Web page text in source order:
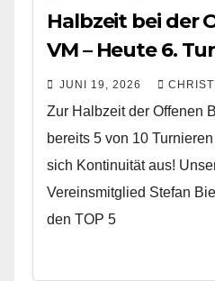
Halbzeit bei der
VM – Heute 6.
JUNI 19, 2026
Zur Halbzeit der Offenen
bereits 5 von 10
sich Kontinuität aus!
Vereinsmitglied Stefan
den TOP 5